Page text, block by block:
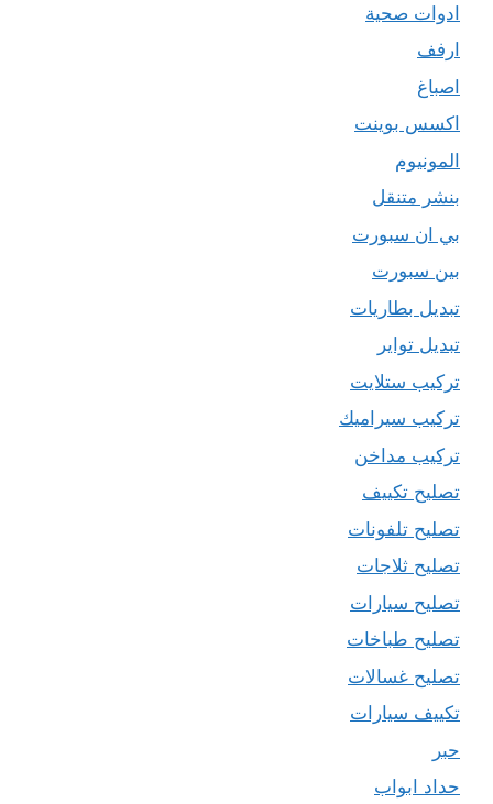
ادوات صحية
ارفف
اصباغ
اكسس بوينت
المونيوم
بنشر متنقل
بي ان سبورت
بين سبورت
تبديل بطاريات
تبديل تواير
تركيب ستلايت
تركيب سيراميك
تركيب مداخن
تصليح تكييف
تصليح تلفونات
تصليح ثلاجات
تصليح سيارات
تصليح طباخات
تصليح غسالات
تكييف سيارات
حبر
حداد ابواب